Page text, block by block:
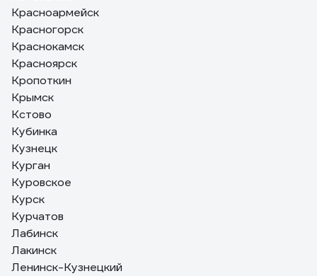
Красноармейск
Красногорск
Краснокамск
Красноярск
Кропоткин
Крымск
Кстово
Кубинка
Кузнецк
Курган
Куровское
Курск
Курчатов
Лабинск
Лакинск
Ленинск-Кузнецкий